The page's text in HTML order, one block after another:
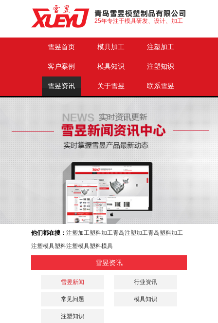
25年专注于模具研发、设计、加工
雪昱首页 模具加工 注塑加工
客户案例 模具知识 注塑知识
雪昱资讯 关于雪昱 联系雪昱
他们都在搜： 注塑加工塑料加工青岛注塑加工青岛塑料加工
注塑模具塑料注塑模具塑料模具
雪昱资讯
雪昱新闻 行业资讯
常见问题 模具知识
注塑知识